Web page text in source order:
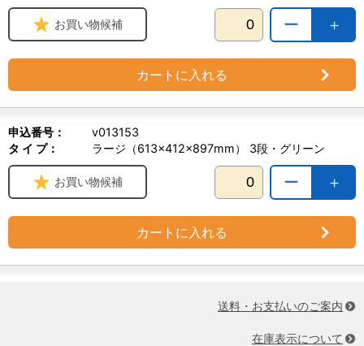
＋
ー
お買い物候補
カートに入れる
申込番号：
v013153
タ イ プ：
ラージ（613×412×897mm） 3段・グリーン
＋
ー
お買い物候補
カートに入れる
送料・お支払いのご案内
在庫表示について